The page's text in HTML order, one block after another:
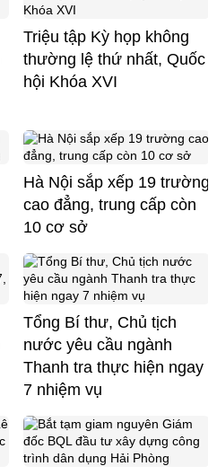
Triệu tập Kỳ họp không
thường lệ thứ nhất, Quốc
hội Khóa XVI
Hà Nội sắp xếp 19 trường
cao đẳng, trung cấp còn
10 cơ sở
Tổng Bí thư, Chủ tịch
nước yêu cầu ngành
Thanh tra thực hiện ngay
7 nhiệm vụ